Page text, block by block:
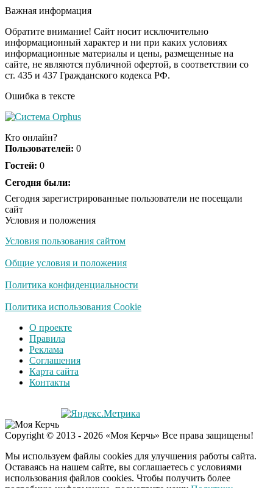
шоке от увиденного
i
Ролик из Омска: вы
будете смеяться долго
Королева вагона
Важная информация
Обратите внимание! Сайт носит исключительно
информационный характер и ни при каких условиях
информационные материалы и цены, размещенные на
сайте, не являются публичной офертой, в соответствии со
ст. 435 и 437 Гражданского кодекса РФ.
Ошибка в тексте
Кто онлайн?
Пользователей: 0
Гостей: 0
Сегодня были:
Сегодня зарегистрированные пользователи не посещали
сайт
Условия и положения
Условия пользования сайтом
Общие условия и положения
Политика конфиденциальности
Политика использования Cookie
О проекте
Правила
Реклама
Соглашения
Карта сайта
Контакты
Copyright © 2013 - 2026 «Моя Керчь» Все права защищены!
Мы используем файлы cookies для улучшения работы сайта.
Оставаясь на нашем сайте, вы соглашаетесь с условиями
использования файлов cookies. Чтобы получить более